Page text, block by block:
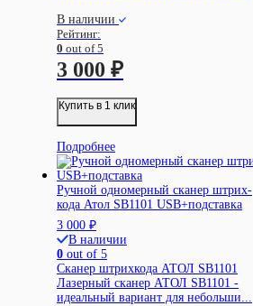
В наличии
Рейтинг:
0 out of 5
3 000 ₽
Купить в 1 клик
Подробнее
Ручной одномерный сканер штрих-
кода Атол SB1101 USB+подставка
3 000 ₽
В наличии
0 out of 5
Сканер штрихкода АТОЛ SB1101
Лазерный сканер АТОЛ SB1101 -
идеальный вариант для небольши...